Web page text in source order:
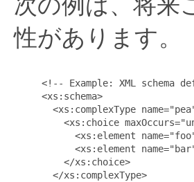
性があります。
<!-- Example: XML schema
     <xs:schema>
<xs:complexType
<xs:choice
<xs:element
<xs:element
         </xs:choice>
       </xs:complexType>